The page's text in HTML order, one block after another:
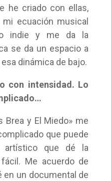
he criado con ellas,
ecuación musical
indie y me da la
se da un espacio a
dinámica de bajo.
con intensidad. Lo
Brea y El Miedo» me
que puede
artístico que dé la
Me acuerdo de
en un documental de